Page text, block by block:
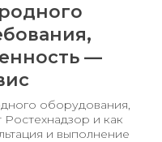
—
оборудования,
Ростехнадзор и как
и выполнение